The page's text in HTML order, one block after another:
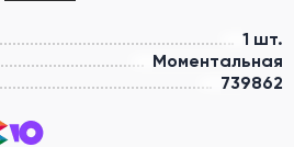
1 шт.
Моментальная
739862